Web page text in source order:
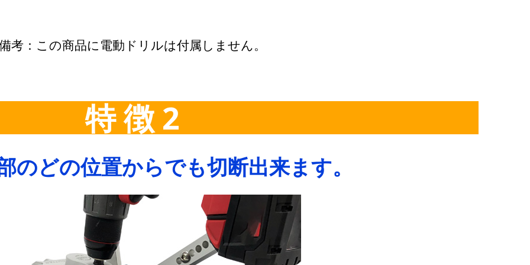
考：この商品に電動ドリルは付属しません。
特 徴 2
のどの位置からでも切断出来ます。